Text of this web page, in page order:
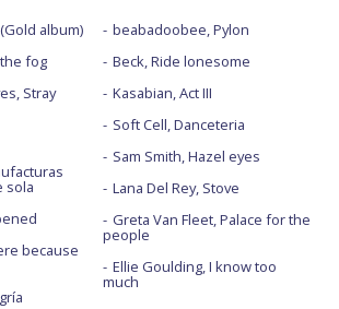
album)
fog
Stray
sola
because
beabadoobee, Pylon
Beck, Ride lonesome
Kasabian, Act III
Soft Cell, Danceteria
Sam Smith, Hazel eyes
Lana Del Rey, Stove
Greta Van Fleet, Palace for the
people
Ellie Goulding, I know too
much